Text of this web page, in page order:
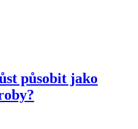
působit jako